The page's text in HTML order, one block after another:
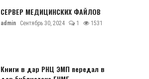
СЕРВЕР МЕДИЦИНСКИХ ФАЙЛОВ
admin Сентябрь 30, 2024 1 1531
Книги в дар РНЦ ЭМП передал в